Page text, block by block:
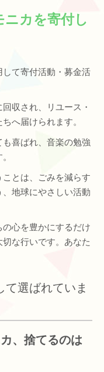
カを寄付し
て寄付活動・募金活
収され、リユース・
へ届けられます。
喜ばれ、音楽の勉強
とは、ごみを減らす
地球にやさしい活動
心を豊かにするだけ
な行いです。あなた
選ばれていま
、捨てるのは